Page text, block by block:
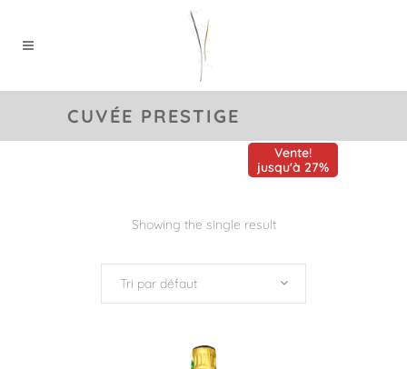
CUVÉE PRESTIGE
Showing the single result
Tri par défaut
Vente!
jusqu'à 27%